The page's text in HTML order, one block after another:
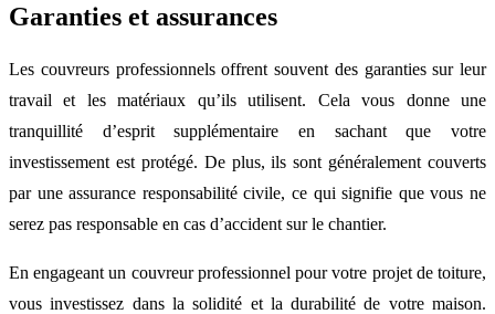
Garanties et assurances
Les couvreurs professionnels offrent souvent des garanties sur leur
travail et les matériaux qu’ils utilisent. Cela vous donne une
tranquillité d’esprit supplémentaire en sachant que votre
investissement est protégé. De plus, ils sont généralement couverts
par une assurance responsabilité civile, ce qui signifie que vous ne
serez pas responsable en cas d’accident sur le chantier.
En engageant un couvreur professionnel pour votre projet de toiture,
vous investissez dans la solidité et la durabilité de votre maison.